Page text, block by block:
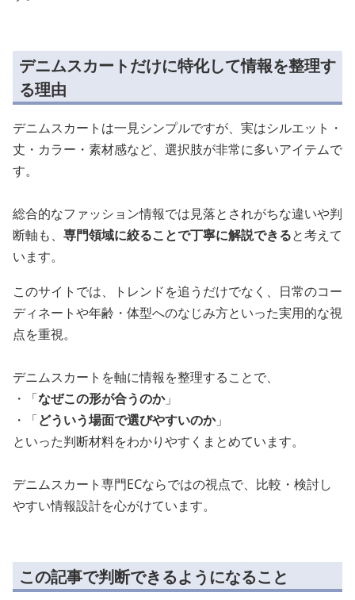
デニムスカートだけに特化して情報を整理す
る理由
デニムスカートは一見シンプルですが、実はシルエット・
丈・カラー・素材感など、選択肢が非常に多いアイテムで
す。
総合的なファッション情報では見落とされがちな違いや判
断軸も、 専門領域に絞ることで丁寧に解説できると考えて
います。
このサイトでは、トレンドを追うだけでなく、日常のコー
ディネートや年齢・体型へのなじみ方といった実用的な視
点を重視。
デニムスカートを軸に情報を整理することで、
・「なぜこの形が合うのか」
・「どういう場面で選びやすいのか」
といった判断材料をわかりやすくまとめています。
デニムスカート専門ECならではの視点で、比較・検討し
やすい情報設計を心がけています。
この記事で判断できるようになること